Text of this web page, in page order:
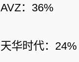
AVZ：36%
天华时代：24%